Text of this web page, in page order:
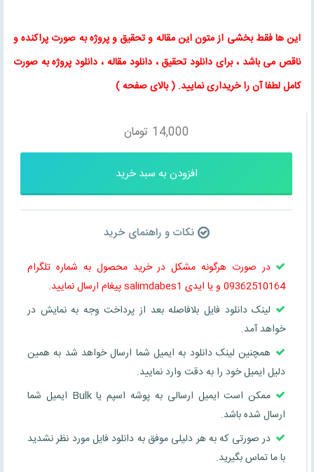
این ها فقط بخشی از متون اینمقاله وتحقیق و پروژه به صورت پراکنده و
ناقص می باشد ، برای دانلود تحقیق ،دانلود مقاله ، دانلود پروژه به صورت
کامل لطفا آن را خریداری نمایید. (بالای صفحه)
14,000 تومان
افزودن به سبد خرید
نکات و راهنمای خرید
در صورت هرگونه مشکل در خرید محصول به شماره تلگرام
09362510164 و یا ایدی salimdabes1 پیغام ارسال نمایید.
لینک دانلود فایل بلافاصله بعد از پرداخت وجه به نمایش در
خواهد آمد.
همچنین لینک دانلود به ایمیل شما ارسال خواهد شد به همین
دلیل ایمیل خود را به دقت وارد نمایید.
ممکن است ایمیل ارسالی به پوشه اسپم یا Bulk ایمیل شما
ارسال شده باشد.
در صورتی که به هر دلیلی موفق به دانلود فایل مورد نظر نشدید
با ما تماس بگیرید.